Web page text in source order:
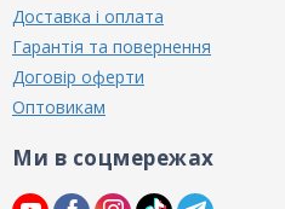
Доставка і оплата
Гарантія та повернення
Договір оферти
Оптовикам
Ми в соцмережах